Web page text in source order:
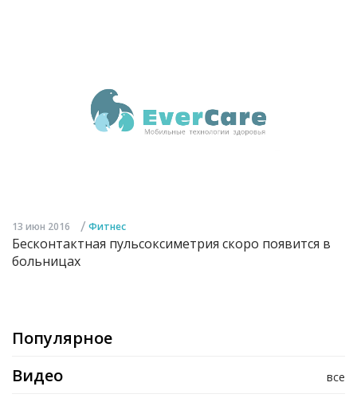
13 июн 2016 / Фитнес
Бесконтактная пульсоксиметрия скоро появится в
больницах
Популярное
все
Видео